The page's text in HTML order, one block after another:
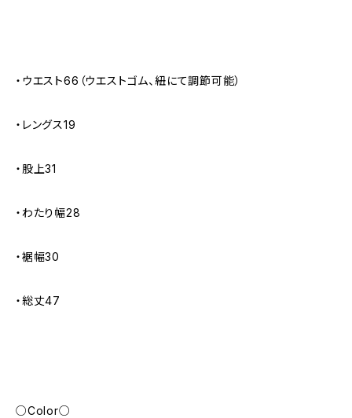
・ウエスト66（ウエストゴム、紐にて調節可能）
・レングス19
・股上31
・わたり幅28
・裾幅30
・総丈47
○Color○